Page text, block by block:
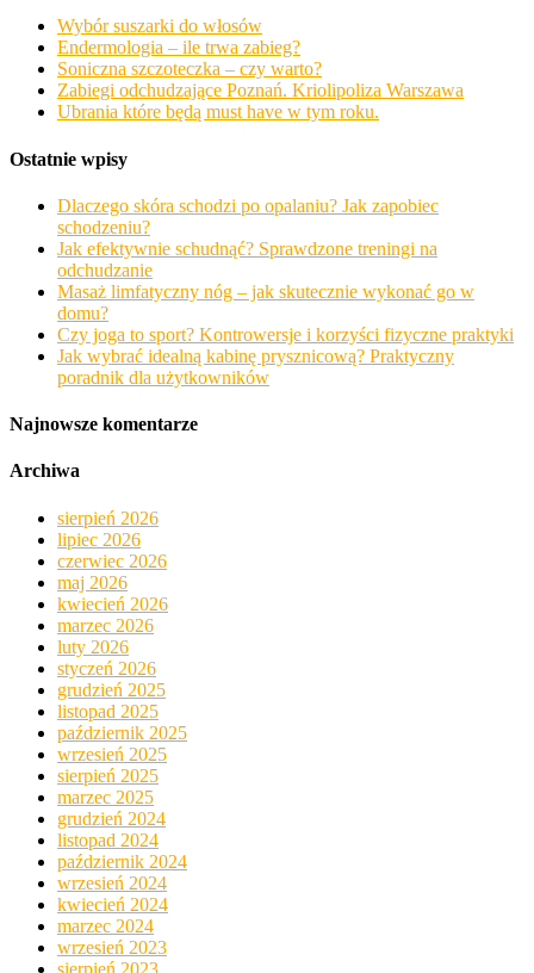
Wybór suszarki do włosów
Endermologia – ile trwa zabieg?
Soniczna szczoteczka – czy warto?
Zabiegi odchudzające Poznań. Kriolipoliza Warszawa
Ubrania które będą must have w tym roku.
Ostatnie wpisy
Dlaczego skóra schodzi po opalaniu? Jak zapobiec
schodzeniu?
Jak efektywnie schudnąć? Sprawdzone treningi na
odchudzanie
Masaż limfatyczny nóg – jak skutecznie wykonać go w
domu?
Czy joga to sport? Kontrowersje i korzyści fizyczne praktyki
Jak wybrać idealną kabinę prysznicową? Praktyczny
poradnik dla użytkowników
Najnowsze komentarze
Archiwa
sierpień 2026
lipiec 2026
czerwiec 2026
maj 2026
kwiecień 2026
marzec 2026
luty 2026
styczeń 2026
grudzień 2025
listopad 2025
październik 2025
wrzesień 2025
sierpień 2025
marzec 2025
grudzień 2024
listopad 2024
październik 2024
wrzesień 2024
kwiecień 2024
marzec 2024
wrzesień 2023
sierpień 2023